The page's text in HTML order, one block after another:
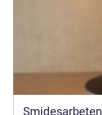
Smidesarbeten hållbara